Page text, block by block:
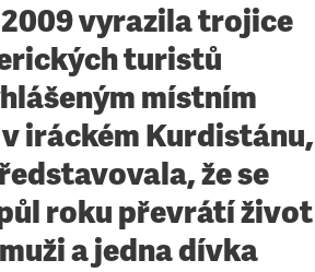
2009 vyrazila trojice
turistů
místním
iráckém Kurdistánu,
že se
roku převrátí život
a jedna dívka